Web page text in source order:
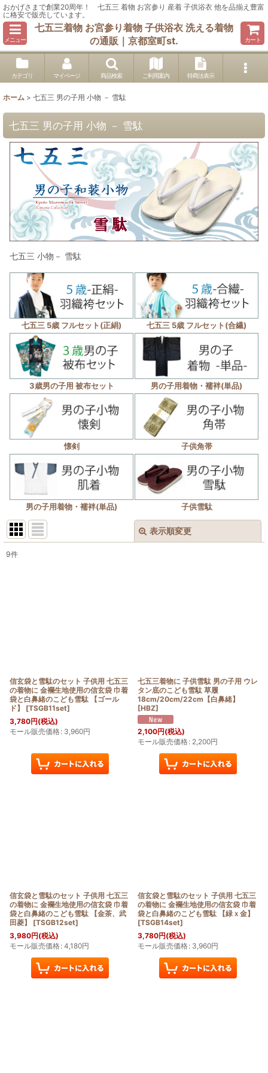
おかげさまで創業20周年！ 七五三 着物 お宮参り 産着 子供浴衣 他を品揃え豊富
に格安で販売しています。
メニュー
七五三着物 お宮参り着物 子供浴衣 洗える着物
の通販｜京都室町st.
カート
カテゴリ マイページ 商品検索 ご利用案内 特商法表示
ホーム > 七五三 男の子用 小物 － 雪駄
七五三 男の子用 小物 － 雪駄
七五三 小物－ 雪駄
七五三 5歳 フルセット(正絹) 七五三 5歳 フルセット(合繊)
3歳男の子用 被布セット 男の子用着物・襦袢(単品)
懐剣 子供角帯
男の子用着物・襦袢(単品) 子供雪駄
表示順変更
9件
信玄袋と雪駄のセット 子供用 七五三
の着物に 金襴生地使用の信玄袋 巾着
袋と白鼻緒のこども雪駄 【ゴール
ド】
[TSGB11set]
3,780円(税込)
モール販売価格: 3,960円
七五三着物に 子供雪駄 男の子用 ウレ
タン底のこども雪駄 草履
18cm/20cm/22cm【白鼻緒】
[HBZ]
2,100円(税込)
モール販売価格: 2,200円
信玄袋と雪駄のセット 子供用 七五三
の着物に 金襴生地使用の信玄袋 巾着
袋と白鼻緒のこども雪駄 【金茶、武
田菱】
[TSGB12set]
3,980円(税込)
モール販売価格: 4,180円
信玄袋と雪駄のセット 子供用 七五三
の着物に 金襴生地使用の信玄袋 巾着
袋と白鼻緒のこども雪駄 【緑ｘ金】
[TSGB14set]
3,780円(税込)
モール販売価格: 3,960円